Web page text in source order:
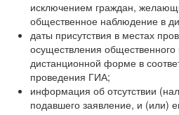
исключением граждан,
общественное наблюдение в
даты присутствия в местах
осуществления
дистанционной форме в
проведения ГИА;
информация об отсутствии
подавшего заявление, и (или)